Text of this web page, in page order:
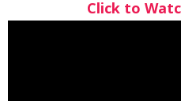
Click to